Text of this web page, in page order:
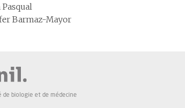
Barmaz-Mayor
de biologie et de médecine